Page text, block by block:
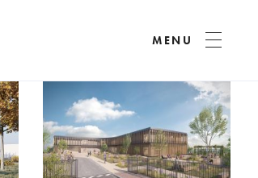
MENU